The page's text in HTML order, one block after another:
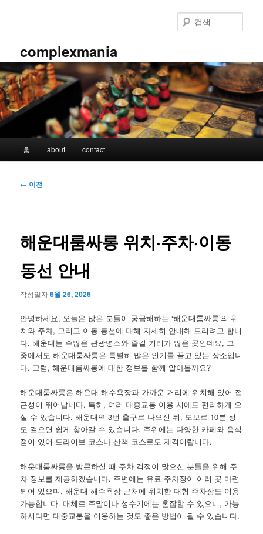
츠
로
뛰
어
넘
기
complexmania
색
홈 about contact
글
션
← 이전
해운대룸싸롱 위치·주차·이동
동선 안내
작성일자6월 26, 2026
안녕하세요, 오늘은 많은 분들이 궁금해하는 ‘해운대룸싸롱’의 위
치와 주차, 그리고 이동 동선에 대해 자세히 안내해 드리려고 합니
다. 해운대는 수많은 관광명소와 즐길 거리가 많은 곳인데요, 그
중에서도 해운대룸싸롱은 특별히 많은 인기를 끌고 있는 장소입니
다. 그럼, 해운대룸싸롱에 대한 정보를 함께 알아볼까요?
해운대룸싸롱은 해운대 해수욕장과 가까운 거리에 위치해 있어 접
근성이 뛰어납니다. 특히, 여러 대중교통 이용 시에도 편리하게 오
실 수 있습니다. 해운대역 3번 출구로 나오신 뒤, 도보로 10분 정
도 걸으면 쉽게 찾아갈 수 있습니다. 주위에는 다양한 카페와 음식
점이 있어 드라이브 코스나 산책 코스로도 제격이랍니다.
해운대룸싸롱을 방문하실 때 주차 걱정이 많으신 분들을 위해 주
차 정보를 제공하겠습니다. 주변에는 유료 주차장이 여러 곳 마련
되어 있으며, 해운대 해수욕장 근처에 위치한 대형 주차장도 이용
가능합니다. 대체로 주말이나 성수기에는 혼잡할 수 있으니, 가능
하시다면 대중교통을 이용하는 것도 좋은 방법이 될 수 있습니다.